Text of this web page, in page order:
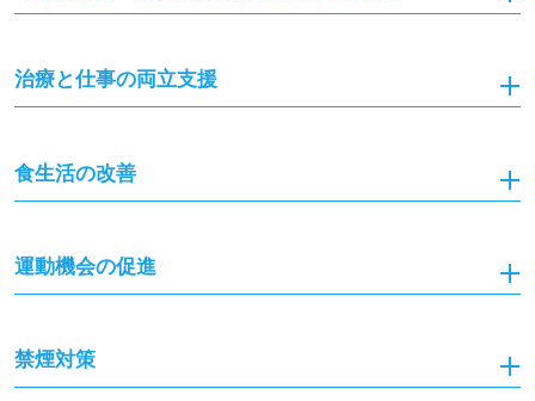
治療と仕事の両立支援
食生活の改善
運動機会の促進
禁煙対策